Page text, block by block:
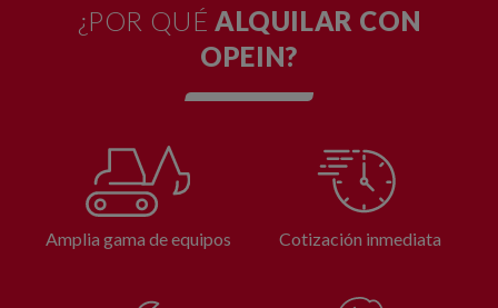
¿POR QUÉALQUILAR CON
OPEIN?
Amplia gama de equipos Cotización inmediata